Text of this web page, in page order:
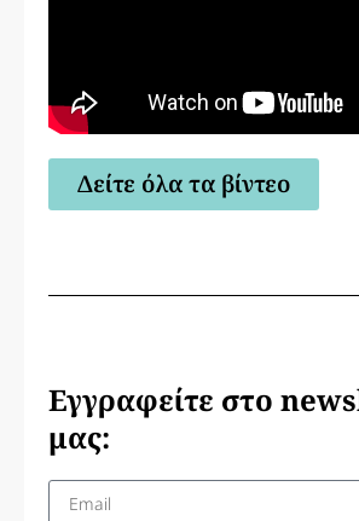
Δείτε όλα τα βίντεο
Εγγραφείτε στο
μας: